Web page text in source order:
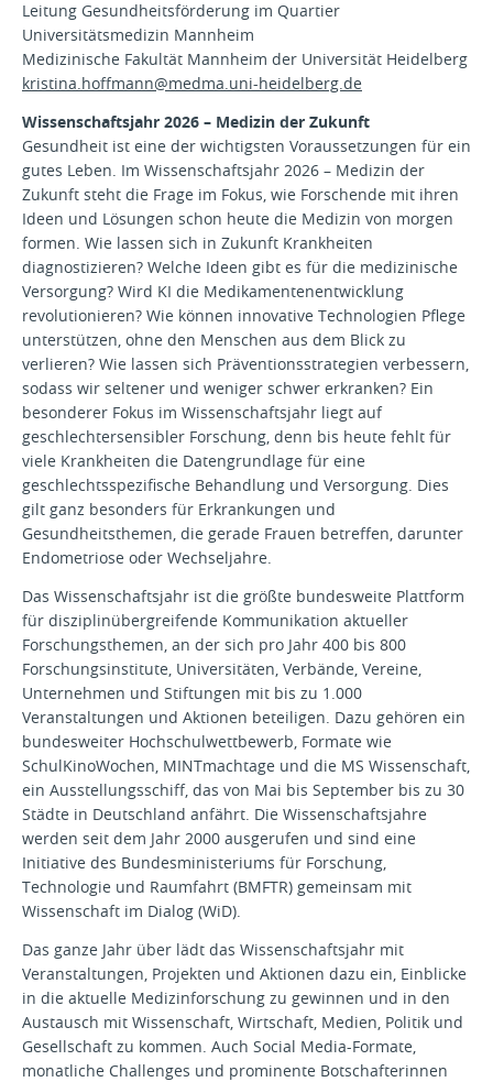
Leitung Gesundheitsförderung im Quartier
Universitätsmedizin Mannheim
Medizinische Fakultät Mannheim der Universität Heidelberg
kristina.hoffmann@medma.uni-heidelberg.de
Wissenschaftsjahr 2026 – Medizin der Zukunft
Gesundheit ist eine der wichtigsten Voraussetzungen für ein
gutes Leben. Im Wissenschaftsjahr 2026 – Medizin der
Zukunft steht die Frage im Fokus, wie Forschende mit ihren
Ideen und Lösungen schon heute die Medizin von morgen
formen. Wie lassen sich in Zukunft Krankheiten
diagnostizieren? Welche Ideen gibt es für die medizinische
Versorgung? Wird KI die Medikamentenentwicklung
revolutionieren? Wie können innovative Technologien Pflege
unterstützen, ohne den Menschen aus dem Blick zu
verlieren? Wie lassen sich Präventionsstrategien verbessern,
sodass wir seltener und weniger schwer erkranken? Ein
besonderer Fokus im Wissenschaftsjahr liegt auf
geschlechtersensibler Forschung, denn bis heute fehlt für
viele Krankheiten die Datengrundlage für eine
geschlechtsspezifische Behandlung und Versorgung. Dies
gilt ganz besonders für Erkrankungen und
Gesundheitsthemen, die gerade Frauen betreffen, darunter
Endometriose oder Wechseljahre.
Das Wissenschaftsjahr ist die größte bundesweite Plattform
für disziplinübergreifende Kommunikation aktueller
Forschungsthemen, an der sich pro Jahr 400 bis 800
Forschungsinstitute, Universitäten, Verbände, Vereine,
Unternehmen und Stiftungen mit bis zu 1.000
Veranstaltungen und Aktionen beteiligen. Dazu gehören ein
bundesweiter Hochschulwettbewerb, Formate wie
SchulKinoWochen, MINTmachtage und die MS Wissenschaft,
ein Ausstellungsschiff, das von Mai bis September bis zu 30
Städte in Deutschland anfährt. Die Wissenschaftsjahre
werden seit dem Jahr 2000 ausgerufen und sind eine
Initiative des Bundesministeriums für Forschung,
Technologie und Raumfahrt (BMFTR) gemeinsam mit
Wissenschaft im Dialog (WiD).
Das ganze Jahr über lädt das Wissenschaftsjahr mit
Veranstaltungen, Projekten und Aktionen dazu ein, Einblicke
in die aktuelle Medizinforschung zu gewinnen und in den
Austausch mit Wissenschaft, Wirtschaft, Medien, Politik und
Gesellschaft zu kommen. Auch Social Media-Formate,
monatliche Challenges und prominente Botschafterinnen